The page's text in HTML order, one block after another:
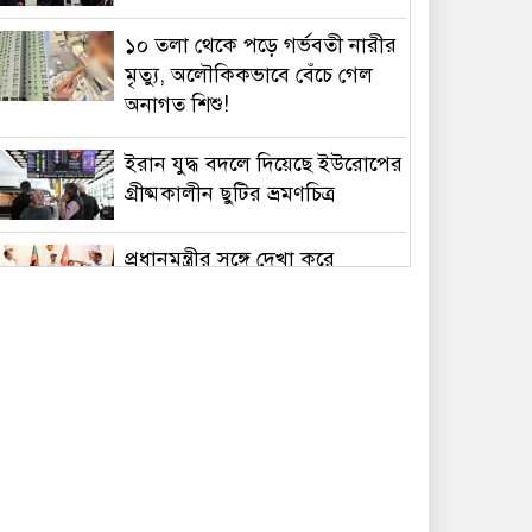
১০ তলা থেকে পড়ে গর্ভবতী নারীর
মৃত্যু, অলৌকিকভাবে বেঁচে গেল
অনাগত শিশু!
ইরান যুদ্ধ বদলে দিয়েছে ইউরোপের
গ্রীষ্মকালীন ছুটির ভ্রমণচিত্র
প্রধানমন্ত্রীর সঙ্গে দেখা করে